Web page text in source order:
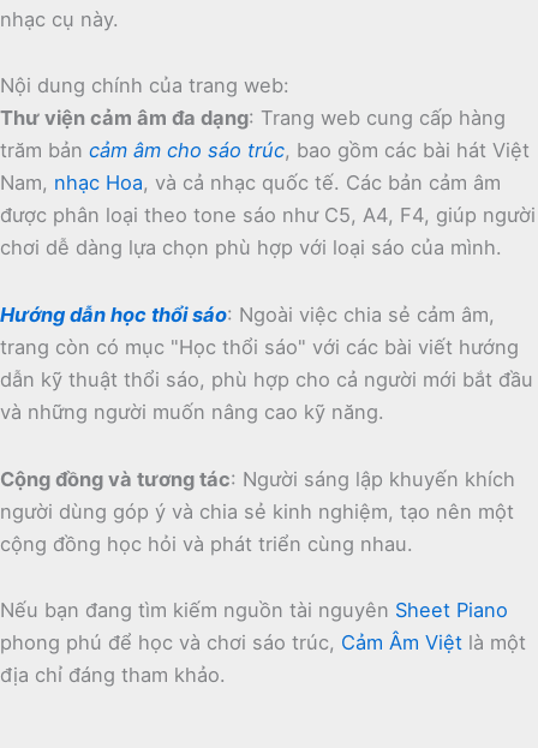
nhạc cụ này.
Nội dung chính của trang web:
Thư viện cảm âm đa dạng: Trang web cung cấp hàng
trăm bản cảm âm cho sáo trúc, bao gồm các bài hát Việt
Nam, nhạc Hoa, và cả nhạc quốc tế. Các bản cảm âm
được phân loại theo tone sáo như C5, A4, F4, giúp người
chơi dễ dàng lựa chọn phù hợp với loại sáo của mình.
Hướng dẫn học thổi sáo: Ngoài việc chia sẻ cảm âm,
trang còn có mục "Học thổi sáo" với các bài viết hướng
dẫn kỹ thuật thổi sáo, phù hợp cho cả người mới bắt đầu
và những người muốn nâng cao kỹ năng.
Cộng đồng và tương tác: Người sáng lập khuyến khích
người dùng góp ý và chia sẻ kinh nghiệm, tạo nên một
cộng đồng học hỏi và phát triển cùng nhau.
Nếu bạn đang tìm kiếm nguồn tài nguyên Sheet Piano
phong phú để học và chơi sáo trúc, Cảm Âm Việt là một
địa chỉ đáng tham khảo.